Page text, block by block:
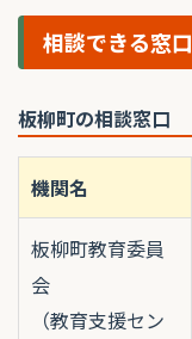
相談できる窓口
板柳町の相談窓口
機関名
板柳町教育委員
会
（教育支援セン